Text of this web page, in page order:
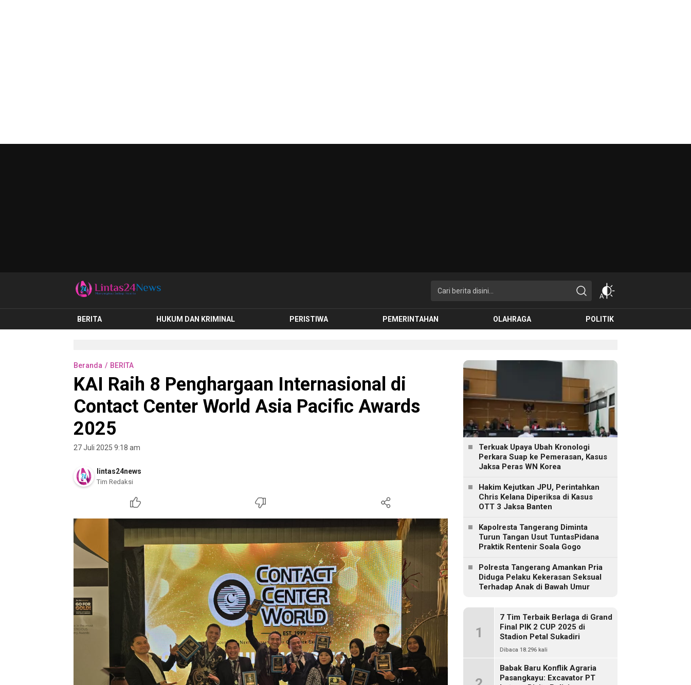
lintas24news.com
Menyingkap Setiap Realita
BERITA HUKUM DAN KRIMINAL PERISTIWA PEMERINTAHAN OLAHRAGA POLITIK
Beranda BERITA
KAI Raih 8 Penghargaan Internasional di
Contact Center World Asia Pacific Awards
2025
27 Juli 2025 9:18 am
lintas24news
Tim Redaksi
Terkuak Upaya Ubah Kronologi
Perkara Suap ke Pemerasan, Kasus
Jaksa Peras WN Korea
Hakim Kejutkan JPU, Perintahkan
Chris Kelana Diperiksa di Kasus
OTT 3 Jaksa Banten
Kapolresta Tangerang Diminta
Turun Tangan Usut TuntasPidana
Praktik Rentenir Soala Gogo
Polresta Tangerang Amankan Pria
Diduga Pelaku Kekerasan Seksual
Terhadap Anak di Bawah Umur
1
7 Tim Terbaik Berlaga di Grand
Final PIK 2 CUP 2025 di
Stadion Petal Sukadiri
Dibaca 18.296 kali
Babak Baru Konflik Agraria
Pasangkayu: Excavator PT